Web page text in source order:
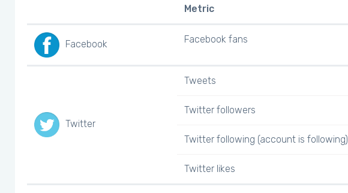
Metric
Facebook Facebook fans
Twitter
Tweets
Twitter followers
Twitter following (account is following)
Twitter likes